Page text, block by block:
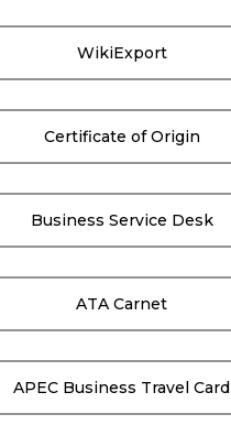
WikiExport
Certificate of Origin
Business Service Desk
ATA Carnet
APEC Business Travel Card